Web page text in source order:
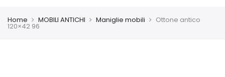
Home MOBILI ANTICHI Maniglie mobili Ottone antico
120×42 96